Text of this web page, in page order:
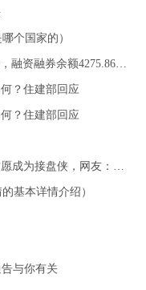
个国家的）
春立医疗：9月8日融资买入154.72万元，融资融券余额4275.86万元
？住建部回应
？住建部回应
迎娶内娱第一女海王，“老实人”任重甘愿成为接盘侠，网友：绝配
基本详情介绍）
与你有关